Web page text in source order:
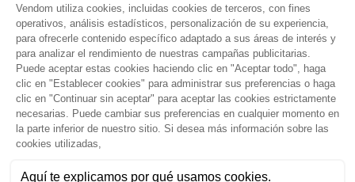
Nuestras tarifas
Preguntas frecuentes
Prensa
español (es)
© THE VENDÔM COMPANY, TODOS LOS DERECHOS RESERVADOS
Aviso legal